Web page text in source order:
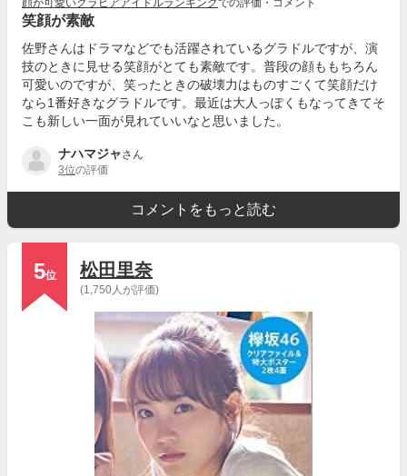
顔が可愛いグラビアアイドルランキングでの評価・コメント
笑顔が素敵
佐野さんはドラマなどでも活躍されているグラドルですが、演
技のときに見せる笑顔がとても素敵です。普段の顔ももちろん
可愛いのですが、笑ったときの破壊力はものすごくて笑顔だけ
なら1番好きなグラドルです。最近は大人っぽくもなってきてそ
こも新しい一面が見れていいなと思いました。
ナハマジャさん
3位の評価
コメントをもっと読む
5位 松田里奈
(1,750人が評価)